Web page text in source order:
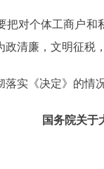
个体工商户和
政清廉，文明征税
《决定》的情况
国务院关于